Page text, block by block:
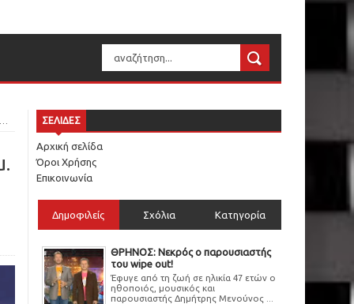
ΣΕΛΙΔΕΣ
Αρχική σελίδα
Όροι Χρήσης
Επικοινωνία
Δημοφιλείς Σχόλια Κατηγορία
ΘΡΗΝΟΣ: Νεκρός ο παρουσιαστής
του wipe out!
Έφυγε από τη ζωή σε ηλικία 47 ετών ο
ηθοποιός, μουσικός και
παρουσιαστής Δημήτρης Μενούνος ...